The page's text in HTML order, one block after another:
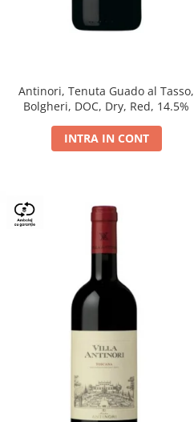
Antinori, Tenuta Guado al Tasso,
Bolgheri, DOC, Dry, Red, 14.5%
INTRA IN CONT